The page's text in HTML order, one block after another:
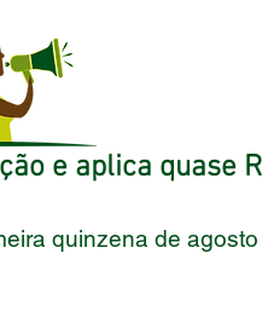
e aplica quase
quinzena de agosto